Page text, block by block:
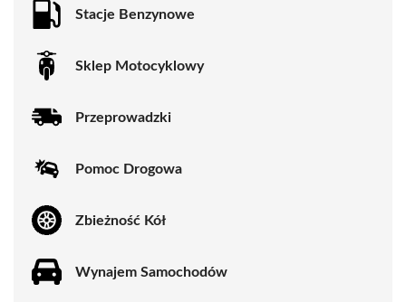
Stacje Benzynowe
Sklep Motocyklowy
Przeprowadzki
Pomoc Drogowa
Zbieżność Kół
Wynajem Samochodów